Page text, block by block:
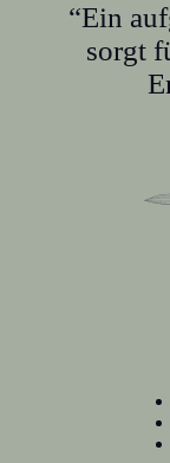
“Ein
sorgt